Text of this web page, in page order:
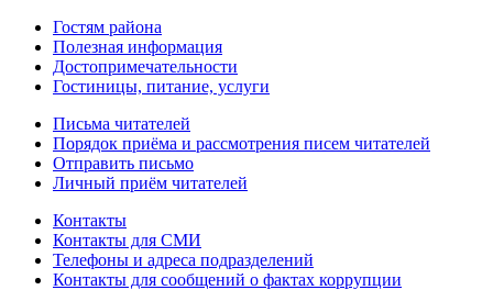
Гостям района
Полезная информация
Достопримечательности
Гостиницы, питание, услуги
Письма читателей
Порядок приёма и рассмотрения писем читателей
Отправить письмо
Личный приём читателей
Контакты
Контакты для СМИ
Телефоны и адреса подразделений
Контакты для сообщений о фактах коррупции